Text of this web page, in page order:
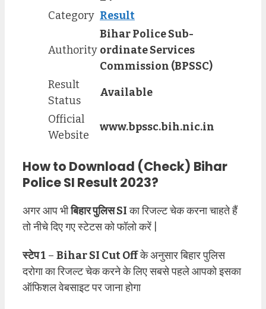
Category Result
Authority
Bihar Police Sub-
ordinate Services
Commission (BPSSC)
Result
Status
Available
Official
Website
www.bpssc.bih.nic.in
How to Download (Check) Bihar
Police SI Result 2023?
अगर आप भीबिहार पुलिस SIका रिजल्ट चेक करना चाहते हैं
तो नीचे दिए गए स्टेटस को फॉलो करें |
स्टेप 1 – Bihar SI Cut Offके अनुसार बिहार पुलिस
दरोगा का रिजल्ट चेक करने के लिए सबसे पहले आपको इसका
ऑफिशल वेबसाइट पर जाना होगा